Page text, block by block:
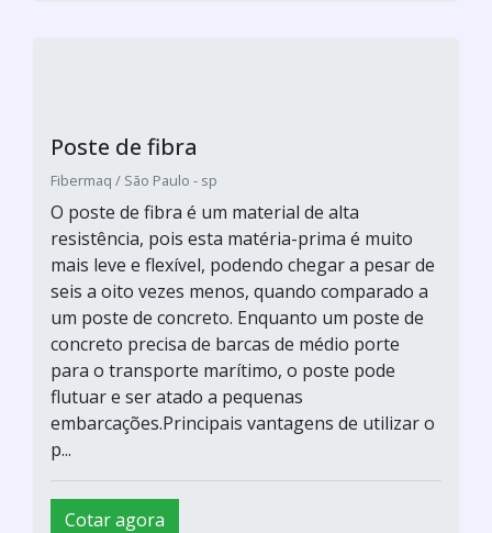
Poste de fibra
Fibermaq / São Paulo - sp
O poste de fibra é um material de alta
resistência, pois esta matéria-prima é muito
mais leve e flexível, podendo chegar a pesar de
seis a oito vezes menos, quando comparado a
um poste de concreto. Enquanto um poste de
concreto precisa de barcas de médio porte
para o transporte marítimo, o poste pode
flutuar e ser atado a pequenas
embarcações.Principais vantagens de utilizar o
p...
Cotar agora